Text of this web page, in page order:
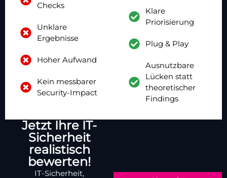
Checks
Unklare
Ergebnisse
Hoher Aufwand
Kein messbarer
Security-Impact
Klare
Priorisierung
Plug & Play
Ausnutzbare
Lücken statt
theoretischer
Findings
Jetzt Ihre IT-
Sicherheit
realistisch
bewerten!
IT-Sicherheit,